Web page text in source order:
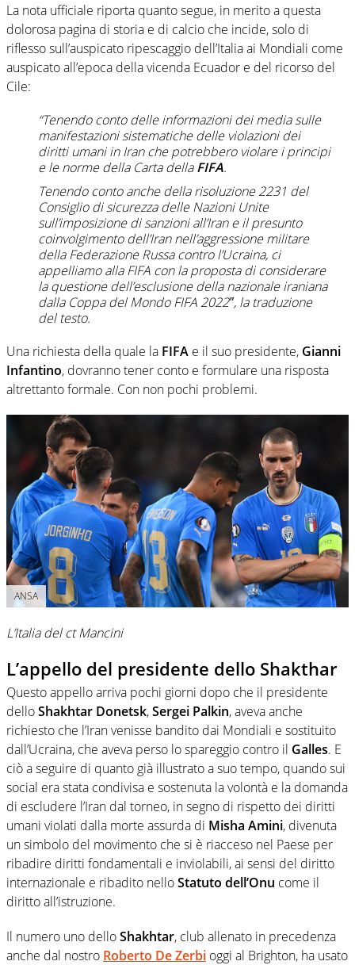
La nota ufficiale riporta quanto segue, in merito a questa
dolorosa pagina di storia e di calcio che incide, solo di
riflesso sull’auspicato ripescaggio dell’Italia ai Mondiali come
auspicato all’epoca della vicenda Ecuador e del ricorso del
Cile:
“Tenendo conto delle informazioni dei media sulle
manifestazioni sistematiche delle violazioni dei
diritti umani in Iran che potrebbero violare i principi
e le norme della Carta dellaFIFA.
Tenendo conto anche della risoluzione 2231 del
Consiglio di sicurezza delle Nazioni Unite
sull’imposizione di sanzioni all’Iran e il presunto
coinvolgimento dell’Iran nell’aggressione militare
della Federazione Russa contro l’Ucraina, ci
appelliamo alla FIFA con la proposta di considerare
la questione dell’esclusione della nazionale iraniana
dalla Coppa del Mondo FIFA 2022″, la traduzione
del testo.
Una richiesta della quale la FIFA e il suo presidente, Gianni
Infantino, dovranno tener conto e formulare una risposta
altrettanto formale. Con non pochi problemi.
ANSA
L’Italia del ct Mancini
L’appello del presidente dello Shakthar
Questo appello arriva pochi giorni dopo che il presidente
delloShakhtar Donetsk,Sergei Palkin, aveva anche
richiesto che l’Iran venisse bandito dai Mondiali e sostituito
dall’Ucraina, che aveva perso lo spareggio contro il Galles. E
ciò a seguire di quanto già illustrato a suo tempo, quando sui
social era stata condivisa e sostenuta la volontà e la domanda
di escludere l’Iran dal torneo, in segno di rispetto dei diritti
umani violati dalla morte assurda di Misha Amini, divenuta
un simbolo del movimento che si è riacceso nel Paese per
ribadire diritti fondamentali e inviolabili, ai sensi del diritto
internazionale e ribadito nelloStatuto dell’Onu come il
diritto all’istruzione.
Il numero uno delloShakhtar, club allenato in precedenza
anche dal nostro Roberto De Zerbi oggi al Brighton, ha usato